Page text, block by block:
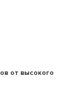
от высокого